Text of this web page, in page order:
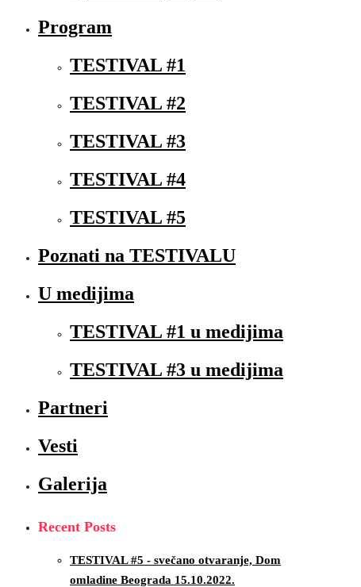
Program
TESTIVAL #1
TESTIVAL #2
TESTIVAL #3
TESTIVAL #4
TESTIVAL #5
Poznati na TESTIVALU
U medijima
TESTIVAL #1 u medijima
TESTIVAL #3 u medijima
Partneri
Vesti
Galerija
Recent Posts
TESTIVAL #5 - svečano otvaranje, Dom
omladine Beograda 15.10.2022.